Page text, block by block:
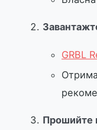
GRBL
Прошийте